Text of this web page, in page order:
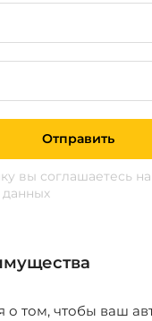
Отправить
вы соглашаетесь
о том, чтобы ваш